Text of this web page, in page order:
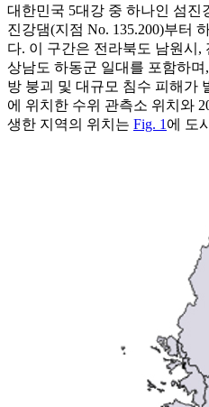
대한민국 5대강 중 하나인 섬진
진강댐(지점 No. 135.200)부터
다. 이 구간은 전라북도 남원시,
상남도 하동군 일대를 포함하며
방 붕괴 및 대규모 침수 피해가
에 위치한 수위 관측소 위치와
생한 지역의 위치는 Fig. 1 에 도